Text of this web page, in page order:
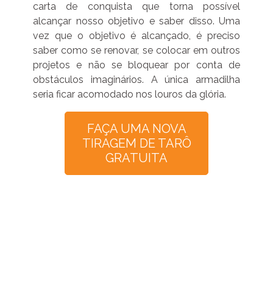
carta de conquista que torna possível
alcançar nosso objetivo e saber disso. Uma
vez que o objetivo é alcançado, é preciso
saber como se renovar, se colocar em outros
projetos e não se bloquear por conta de
obstáculos imaginários. A única armadilha
seria ficar acomodado nos louros da glória.
FAÇA UMA NOVA
TIRAGEM DE TARÔ
GRATUITA